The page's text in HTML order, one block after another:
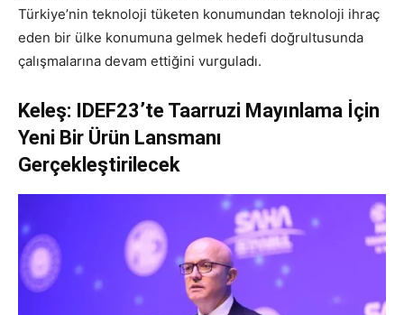
Türkiye’nin teknoloji tüketen konumundan teknoloji ihraç
eden bir ülke konumuna gelmek hedefi doğrultusunda
çalışmalarına devam ettiğini vurguladı.
Keleş: IDEF23’te Taarruzi Mayınlama İçin
Yeni Bir Ürün Lansmanı
Gerçekleştirilecek